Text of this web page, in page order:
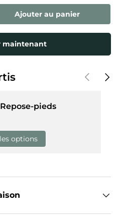
la quantité
Ajouter au panier
maintenant
Précédent
pieds
options